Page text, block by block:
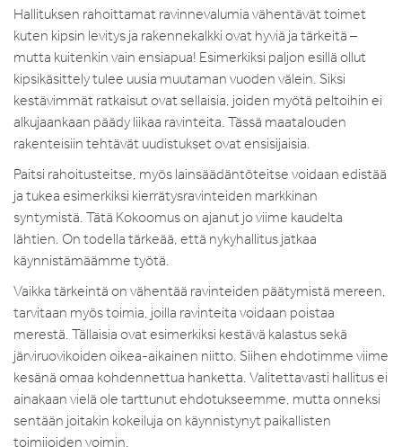
Hallituksen rahoittamat ravinnevalumia vähentävät toimet
kuten kipsin levitys ja rakennekalkki ovat hyviä ja tärkeitä –
mutta kuitenkin vain ensiapua! Esimerkiksi paljon esillä ollut
kipsikäsittely tulee uusia muutaman vuoden välein. Siksi
kestävimmät ratkaisut ovat sellaisia, joiden myötä peltoihin ei
alkujaankaan päädy liikaa ravinteita. Tässä maatalouden
rakenteisiin tehtävät uudistukset ovat ensisijaisia.
Paitsi rahoitusteitse, myös lainsäädäntöteitse voidaan edistää
ja tukea esimerkiksi kierrätysravinteiden markkinan
syntymistä. Tätä Kokoomus on ajanut jo viime kaudelta
lähtien. On todella tärkeää, että nykyhallitus jatkaa
käynnistämäämme työtä.
Vaikka tärkeintä on vähentää ravinteiden päätymistä mereen,
tarvitaan myös toimia, joilla ravinteita voidaan poistaa
merestä. Tällaisia ovat esimerkiksi kestävä kalastus sekä
järviruovikoiden oikea-aikainen niitto. Siihen ehdotimme viime
kesänä omaa kohdennettua hanketta. Valitettavasti hallitus ei
ainakaan vielä ole tarttunut ehdotukseemme, mutta onneksi
sentään joitakin kokeiluja on käynnistynyt paikallisten
toimijoiden voimin.